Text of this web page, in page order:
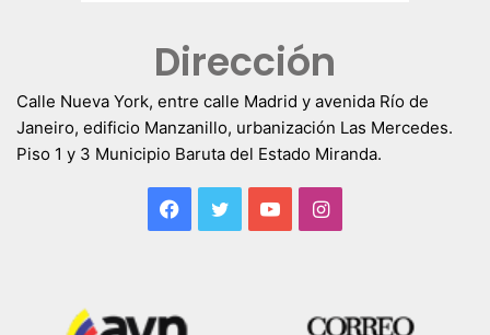
Dirección
Calle Nueva York, entre calle Madrid y avenida Río de
Janeiro, edificio Manzanillo, urbanización Las Mercedes.
Piso 1 y 3 Municipio Baruta del Estado Miranda.
Facebook
TwitterYouTubeInstagram